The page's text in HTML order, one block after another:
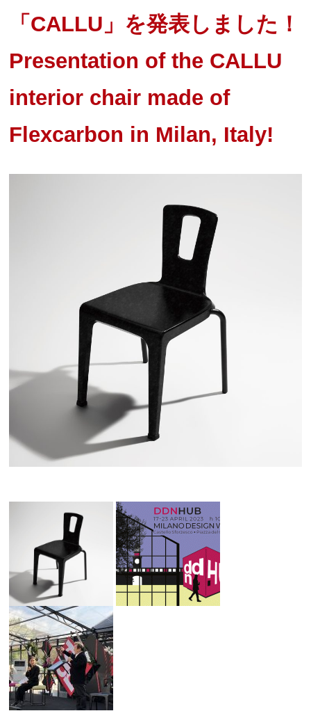
「CALLU」を発表しました！
Presentation of the CALLU
interior chair made of
Flexcarbon in Milan, Italy!